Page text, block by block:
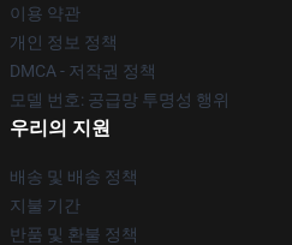
이용 약관
개인 정보 정책
DMCA - 저작권 정책
모델 번호: 공급망 투명성 행위
우리의 지원
배송 및 배송 정책
지불 기간
반품 및 환불 정책